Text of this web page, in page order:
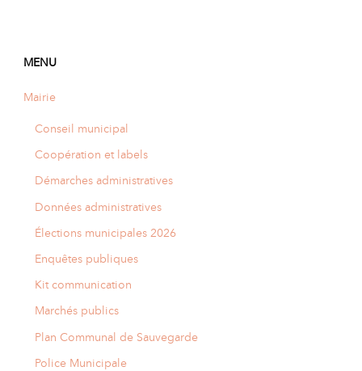
MENU
Mairie
Conseil municipal
Coopération et labels
Démarches administratives
Données administratives
Élections municipales 2026
Enquêtes publiques
Kit communication
Marchés publics
Plan Communal de Sauvegarde
Police Municipale